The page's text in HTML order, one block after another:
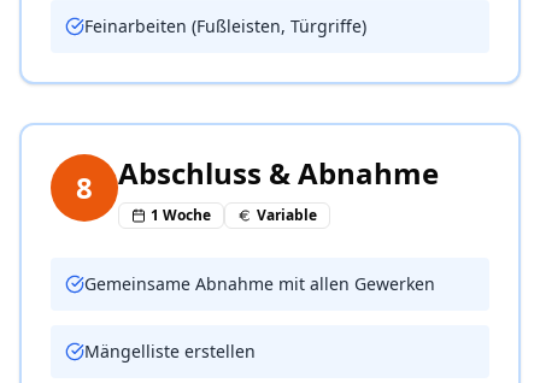
Feinarbeiten (Fußleisten, Türgriffe)
8 Abschluss & Abnahme
1 Woche Variable
Gemeinsame Abnahme mit allen Gewerken
Mängelliste erstellen